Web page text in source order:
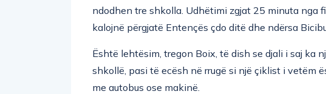
ndodhen tre shkolla. Udhëtimi zgjat 25 minuta nga
kalojnë përgjatë Entençës çdo ditë dhe ndërsa
Është lehtësim, tregon Boix, të dish se djali i saj ka
shkollë, pasi të ecësh në rrugë si një çiklist i vetëm
me autobus ose makinë.